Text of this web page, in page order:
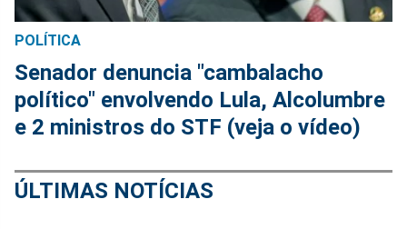
POLÍTICA
Senador denuncia "cambalacho
político" envolvendo Lula, Alcolumbre
e 2 ministros do STF (veja o vídeo)
ÚLTIMAS NOTÍCIAS